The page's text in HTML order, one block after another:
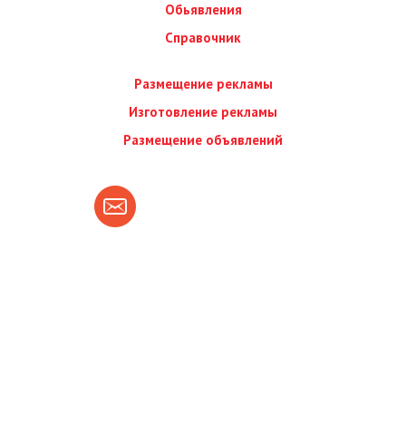
Обьявления
Справочник
Размещение рекламы
Изготовление рекламы
Размещение объявлений